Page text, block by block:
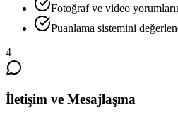
Fotoğraf ve video
Puanlama sistemini
4
İletişim ve Mesajlaşma